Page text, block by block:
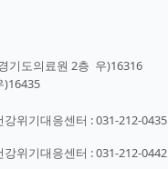
기도의료원 2층 우)16316
)16435
위기대응센터 : 031-212-0435
위기대응센터 : 031-212-0442